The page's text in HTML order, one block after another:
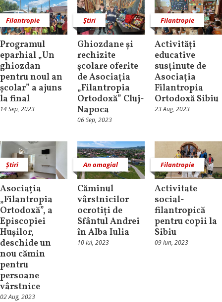
Filantropie
Programul
eparhial „Un
ghiozdan
pentru noul an
școlar” a ajuns
la final
14 Sep, 2023
Știri
Ghiozdane și
rechizite
școlare oferite
de Asociația
„Filantropia
Ortodoxă” Cluj-
Napoca
06 Sep, 2023
Filantropie
Activități
educative
susţinute de
Asociația
Filantropia
Ortodoxă Sibiu
23 Aug, 2023
Știri
Asociația
„Filantropia
Ortodoxă”, a
Episcopiei
Hușilor,
deschide un
nou cămin
pentru
persoane
vârstnice
02 Aug, 2023
An omagial
Căminul
vârstnicilor
ocrotiți de
Sfântul Andrei
în Alba Iulia
10 Iul, 2023
Filantropie
Activitate
social-
filantropică
pentru copii la
Sibiu
09 Iun, 2023